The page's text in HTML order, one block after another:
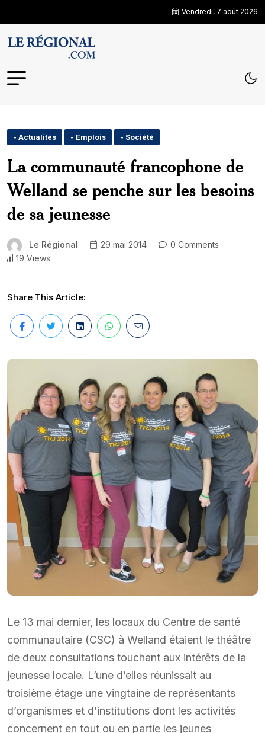
Vendredi, 7 août 2026
- Actualités - Emplois - Société
La communauté francophone de
Welland se penche sur les besoins
de sa jeunesse
Le Régional 29 mai 2014
0 Comments
19 Views
Share This Article:
Le 13 mai dernier, les locaux du Centre de santé
communautaire (CSC) à Welland étaient le théâtre
de deux consultations touchant aux intérêts de la
jeunesse locale. L’une d’elles réunissait au
troisième étage une vingtaine de représentants
d’organismes et d’institutions dont les activités
concernent en tout ou en partie les jeunes